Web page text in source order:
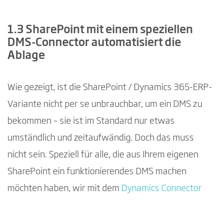
1.3 SharePoint mit einem speziellen
DMS-Connector automatisiert die
Ablage
Wie gezeigt, ist die SharePoint / Dynamics 365-ERP-
Variante nicht per se unbrauchbar, um ein DMS zu
bekommen – sie ist im Standard nur ­etwas
umständlich und zeitaufwändig. Doch das muss
nicht sein. Speziell für alle, die aus Ihrem eigenen
SharePoint ein funktionierendes DMS machen
möchten haben, wir mit dem Dynamics Connector